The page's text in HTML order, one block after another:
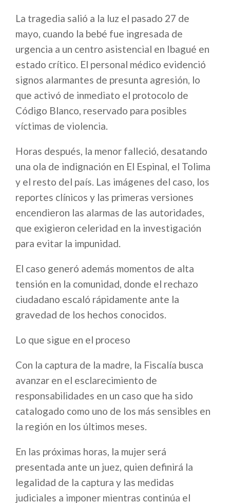
La tragedia salió a la luz el pasado 27 de
mayo, cuando la bebé fue ingresada de
urgencia a un centro asistencial en Ibagué en
estado crítico. El personal médico evidenció
signos alarmantes de presunta agresión, lo
que activó de inmediato el protocolo de
Código Blanco, reservado para posibles
víctimas de violencia.
Horas después, la menor falleció, desatando
una ola de indignación en El Espinal, el Tolima
y el resto del país. Las imágenes del caso, los
reportes clínicos y las primeras versiones
encendieron las alarmas de las autoridades,
que exigieron celeridad en la investigación
para evitar la impunidad.
El caso generó además momentos de alta
tensión en la comunidad, donde el rechazo
ciudadano escaló rápidamente ante la
gravedad de los hechos conocidos.
Lo que sigue en el proceso
Con la captura de la madre, la Fiscalía busca
avanzar en el esclarecimiento de
responsabilidades en un caso que ha sido
catalogado como uno de los más sensibles en
la región en los últimos meses.
En las próximas horas, la mujer será
presentada ante un juez, quien definirá la
legalidad de la captura y las medidas
judiciales a imponer mientras continúa el